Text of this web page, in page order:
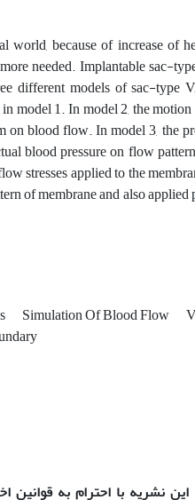
world, because of increase of
needed. Implantable sac-
different models of sac-type
model 1. In model 2, the
blood flow. In model 3, the
blood pressure on flow
stresses applied to the
of membrane and also
Simulation Of Blood Flow
این نشریه با احترام به قوانین